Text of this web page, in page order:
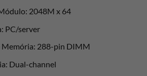
2048M x 64
PC/server
Memória: 288-pin DIMM
Dual-channel